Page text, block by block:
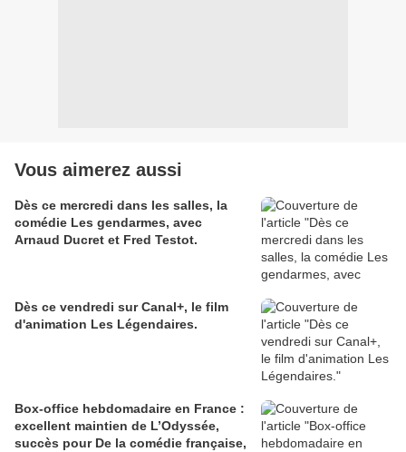
Vous aimerez aussi
Dès ce mercredi dans les salles, la
comédie Les gendarmes, avec
Arnaud Ducret et Fred Testot.
Dès ce vendredi sur Canal+, le film
d'animation Les Légendaires.
Box-office hebdomadaire en France :
excellent maintien de L’Odyssée,
succès pour De la comédie française,